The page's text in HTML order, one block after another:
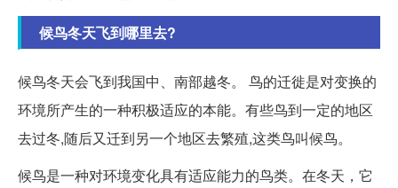
候鸟冬天飞到哪里去?
候鸟冬天会飞到我国中、南部越冬。 鸟的迁徙是对变换的
环境所产生的一种积极适应的本能。有些鸟到一定的地区
去过冬,随后又迁到另一个地区去繁殖,这类鸟叫候鸟。
候鸟是一种对环境变化具有适应能力的鸟类。在冬天，它